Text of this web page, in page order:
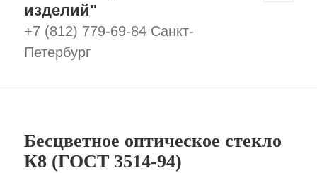
изделий"
+7 (812) 779-69-84 Санкт-
Петербург
Бесцветное оптическое стекло
К8 (ГОСТ 3514-94)